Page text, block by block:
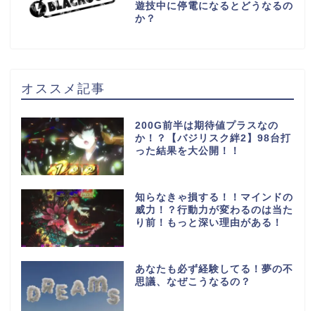
遊技中に停電になるとどうなるの
か？
オススメ記事
200G前半は期待値プラスなの
か！？【バジリスク絆2】98台打
った結果を大公開！！
知らなきゃ損する！！マインドの
威力！？行動力が変わるのは当た
り前！もっと深い理由がある！
あなたも必ず経験してる！夢の不
思議、なぜこうなるの？